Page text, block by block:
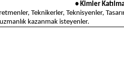
Kimler
Teknikerler, Teknisyenler,
kazanmak isteyenler.